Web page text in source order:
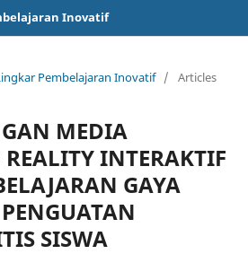
Inovatif
Pembelajaran Inovatif / Articles
MEDIA
INTERAKTIF
GAYA
SISWA